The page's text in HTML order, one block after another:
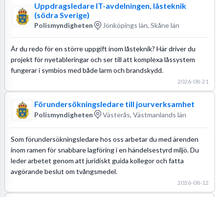
Uppdragsledare IT-avdelningen, låsteknik
(södra Sverige)
Polismyndigheten Jönköpings län, Skåne län
Är du redo för en större uppgift inom låsteknik? Här driver du
projekt för nyetableringar och ser till att komplexa låssystem
fungerar i symbios med både larm och brandskydd.
2026-08-21
Förundersökningsledare till jourverksamhet
Polismyndigheten Västerås, Västmanlands län
Som förundersökningsledare hos oss arbetar du med ärenden
inom ramen för snabbare lagföring i en händelsestyrd miljö. Du
leder arbetet genom att juridiskt guida kollegor och fatta
avgörande beslut om tvångsmedel.
2026-08-12